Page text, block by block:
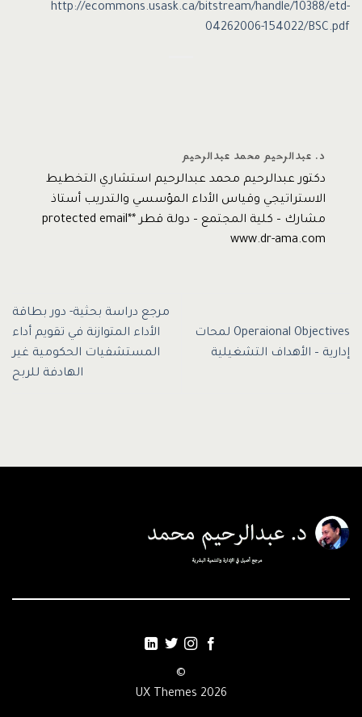
http://ecommons.usask.ca/bitstream/handle/10388/etd-
04262006-154022/BSC.pdf
د. عبدالرحيم محمد عبدالرحيم
دكتور عبدالرحيم محمد عبدالرحيم استشاري التخطيط
الاستراتيجي وقياس الأداء المؤسسي والتدريب أستاذ
مشارك – كلية المجتمع – دولة قطر *protected email*
www.dr-ama.com
Operaional Objectives لمحات
إدارية – الأهداف التشغيلية
مرجع دراسة بحثية- دور بطاقة
الأداء المتوازنة في تقويم أداء
المستشفيات الحكومية غير
الهادفة للربح
©
2026 UX Themes